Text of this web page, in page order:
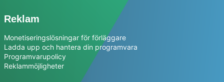
Reklam
Monetiseringslösningar för förläggare
Ladda upp och hantera din programvara
Programvarupolicy
Reklammöjligheter